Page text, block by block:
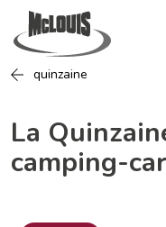
quinzaine
La
camping-car